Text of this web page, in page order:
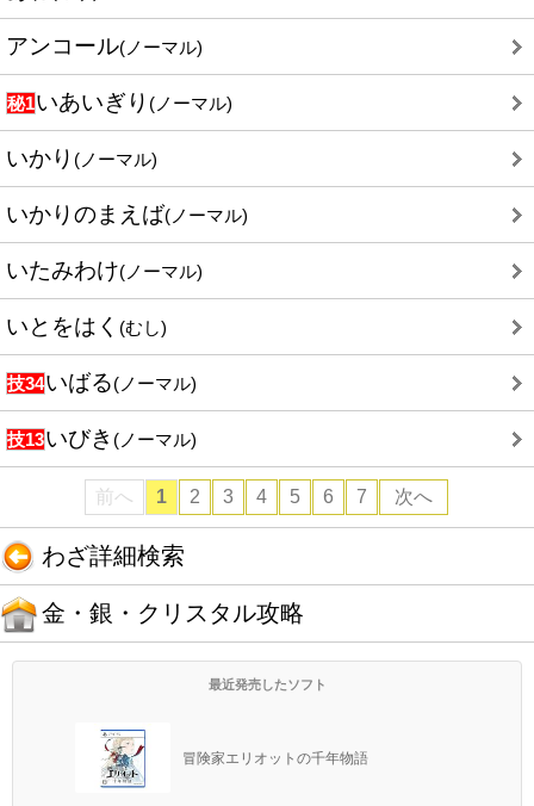
アンコール(ノーマル)
秘1いあいぎり (ノーマル)
いかり (ノーマル)
いかりのまえば(ノーマル)
いたみわけ(ノーマル)
いとをはく (むし)
技34いばる(ノーマル)
技13いびき (ノーマル)
前へ 1 2 3 4 5 6 7 次へ
わざ詳細検索
金・銀・クリスタル攻略
最近発売したソフト
冒険家エリオットの千年物語